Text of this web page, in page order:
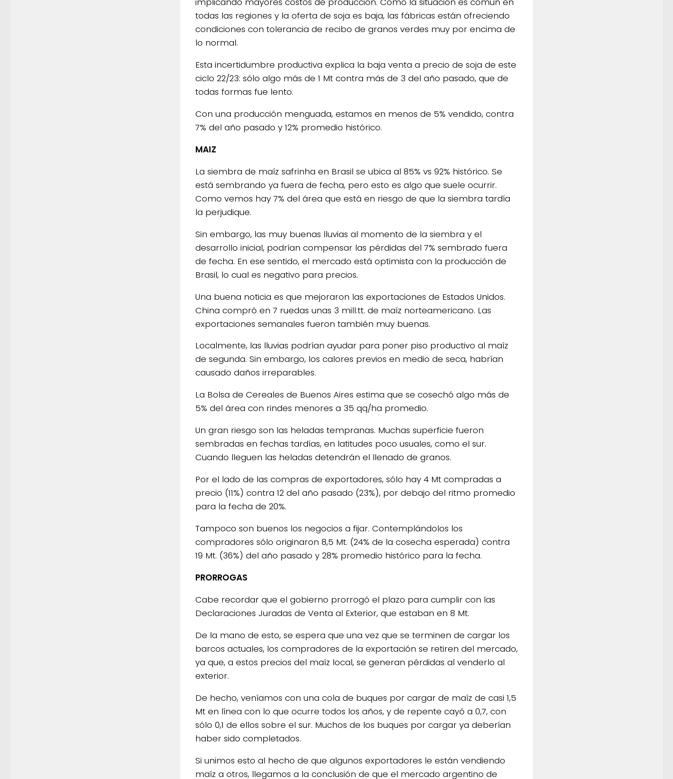
todas las regiones y la oferta de soja es baja, las fábricas están ofreciendo
condiciones con tolerancia de recibo de granos verdes muy por encima de
lo normal.
Esta incertidumbre productiva explica la baja venta a precio de soja de este
ciclo 22/23: sólo algo más de 1 Mt contra más de 3 del año pasado, que de
todas formas fue lento.
Con una producción menguada, estamos en menos de 5% vendido, contra
7% del año pasado y 12% promedio histórico.
MAIZ
La siembra de maíz safrinha en Brasil se ubica al 85% vs 92% histórico. Se
está sembrando ya fuera de fecha, pero esto es algo que suele ocurrir.
Como vemos hay 7% del área que está en riesgo de que la siembra tardía
la perjudique.
Sin embargo, las muy buenas lluvias al momento de la siembra y el
desarrollo inicial, podrían compensar las pérdidas del 7% sembrado fuera
de fecha. En ese sentido, el mercado está optimista con la producción de
Brasil, lo cual es negativo para precios.
Una buena noticia es que mejoraron las exportaciones de Estados Unidos.
China compró en 7 ruedas unas 3 mill.tt. de maíz norteamericano. Las
exportaciones semanales fueron también muy buenas.
Localmente, las lluvias podrían ayudar para poner piso productivo al maíz
de segunda. Sin embargo, los calores previos en medio de seca, habrían
causado daños irreparables.
La Bolsa de Cereales de Buenos Aires estima que se cosechó algo más de
5% del área con rindes menores a 35 qq/ha promedio.
Un gran riesgo son las heladas tempranas. Muchas superficie fueron
sembradas en fechas tardías, en latitudes poco usuales, como el sur.
Cuando lleguen las heladas detendrán el llenado de granos.
Por el lado de las compras de exportadores, sólo hay 4 Mt compradas a
precio (11%) contra 12 del año pasado (23%), por debajo del ritmo promedio
para la fecha de 20%.
Tampoco son buenos los negocios a fijar. Contemplándolos los
compradores sólo originaron 8,5 Mt. (24% de la cosecha esperada) contra
19 Mt. (36%) del año pasado y 28% promedio histórico para la fecha.
PRORROGAS
Cabe recordar que el gobierno prorrogó el plazo para cumplir con las
Declaraciones Juradas de Venta al Exterior, que estaban en 8 Mt.
De la mano de esto, se espera que una vez que se terminen de cargar los
barcos actuales, los compradores de la exportación se retiren del mercado,
ya que, a estos precios del maíz local, se generan pérdidas al venderlo al
exterior.
De hecho, veníamos con una cola de buques por cargar de maíz de casi 1,5
Mt en línea con lo que ocurre todos los años, y de repente cayó a 0,7, con
sólo 0,1 de ellos sobre el sur. Muchos de los buques por cargar ya deberían
haber sido completados.
Si unimos esto al hecho de que algunos exportadores le están vendiendo
maíz a otros, llegamos a la conclusión de que el mercado argentino de